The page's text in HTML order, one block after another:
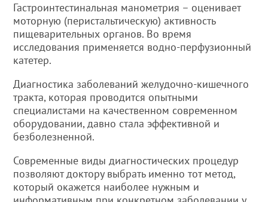
Гастроинтестинальная манометрия – оценивает
моторную (перистальтическую) активность
пищеварительных органов. Во время
исследования применяется водно-перфузионный
катетер.
Диагностика заболеваний желудочно-кишечного
тракта, которая проводится опытными
специалистами на качественном современном
оборудовании, давно стала эффективной и
безболезненной.
Современные виды диагностических процедур
позволяют доктору выбрать именно тот метод,
который окажется наиболее нужным и